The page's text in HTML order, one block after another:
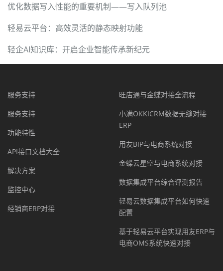
优化数据写入性能的重要机制——写入队列池
轻易云平台：高效灵活的静态映射功能
轻企AI知识库：开启企业智能传承新纪元
服务支持
服务支持
功能特性
API接口文档大全
解决方案
监控中心
经销商ERP对接
旺店通与金蝶对接全流程
小满OKKICRM数据无缝对接
ERP
用友BIP与电商系统对接
金蝶云星空与电商系统对接
数据集成平台综合评测报告
轻易云数据集成平台如何快速
配置
基于轻易云平台实现用友ERP与
电商OMS系统快速对接